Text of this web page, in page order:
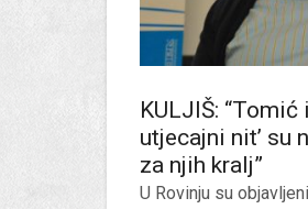
KULJIŠ: “Tomić
utjecajni nit’ su
za njih kralj”
U Rovinju su